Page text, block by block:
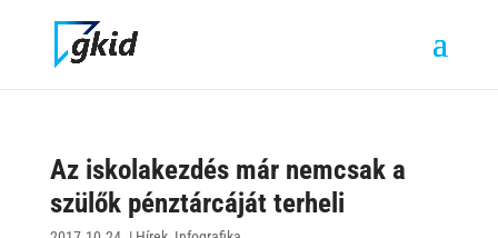
Az iskolakezdés már nemcsak a
szülők pénztárcáját terheli